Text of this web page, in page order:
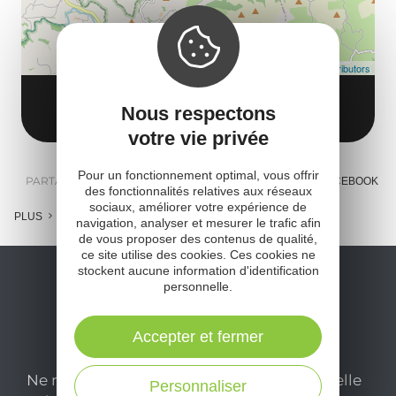
12290 Ségur Obtenir l'itinéraire
Leaflet| Map data © OpenStreetMap contributors
PARTAGER : E-MAIL MESSENGER FACEBOOK
PLUS
Ne manquez pas notre newsletter mensuelle
Nous respectons
votre vie privée
Pour un fonctionnement optimal, vous offrir
des fonctionnalités relatives aux réseaux
sociaux, améliorer votre expérience de
navigation, analyser et mesurer le trafic afin
de vous proposer des contenus de qualité,
ce site utilise des cookies. Ces cookies ne
stockent aucune information d'identification
personnelle.
Personnaliser
Accepter et fermer